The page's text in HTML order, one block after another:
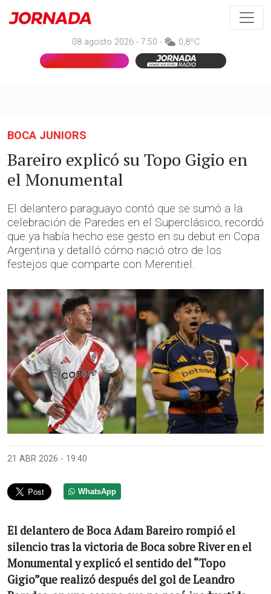
08 agosto 2026 - 7:50 - 0,8ºC
BOCA JUNIORS
Bareiro explicó su Topo Gigio en
el Monumental
El delantero paraguayo contó que se sumó a la
celebración de Paredes en el Superclásico, recordó
que ya había hecho ese gesto en su debut en Copa
Argentina y detalló cómo nació otro de los
festejos que comparte con Merentiel.
Anterior
21 ABR 2026 - 19:40
WhatsApp
El delantero de Boca Adam Bareiro rompió el
silencio tras la victoria de Boca sobre River en el
Monumental y explicó el sentido del “Topo
Gigio”que realizó después del gol de Leandro